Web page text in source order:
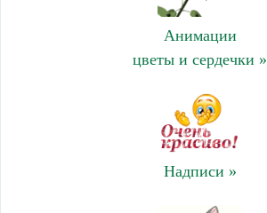
Анимации
цветы и сердечки »
Надписи »